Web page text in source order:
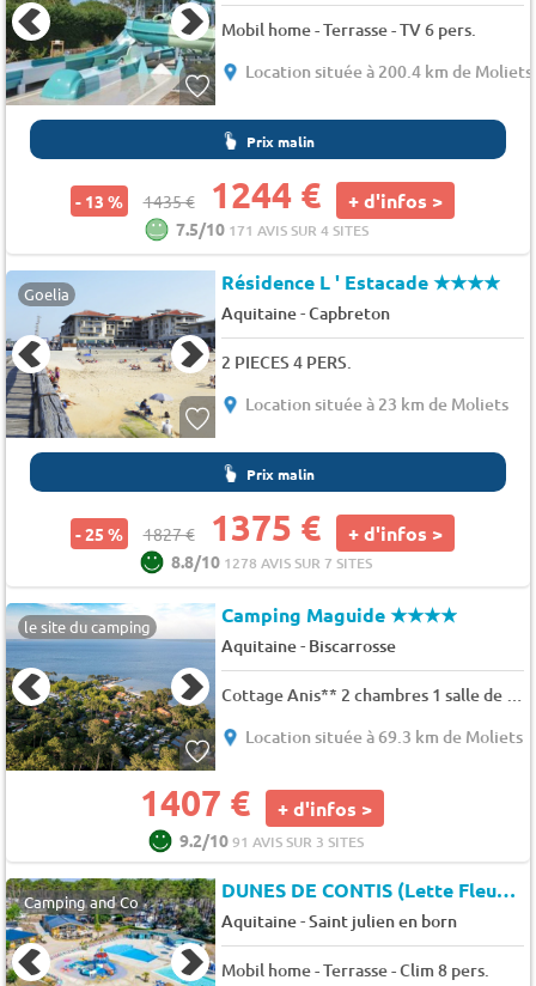
Mobil home - Terrasse - TV 6 pers.
Location située à 200.4 km de Moliets
Prix malin
- 13 % 1435 € 1244 € + d'infos >
7.5/10 171 AVIS SUR 4 SITES
Goelia Résidence L ' Estacade★★★★
Aquitaine-Capbreton
2 PIECES 4 PERS.
Location située à 23 km de Moliets
Prix malin
- 25 % 1827 € 1375 € + d'infos >
8.8/10 1278 AVIS SUR 7 SITES
le site du camping Camping Maguide★★★★
Aquitaine- Biscarrosse
Cottage Anis** 2 chambres 1 salle de bain 4 pers.
Location située à 69.3 km de Moliets
1407 € + d'infos >
9.2/1091 AVIS SUR 3 SITES
Camping and Co DUNES DE CONTIS (Lette Fleurie)
Aquitaine-Saint julien en born
Mobil home - Terrasse - Clim 8 pers.